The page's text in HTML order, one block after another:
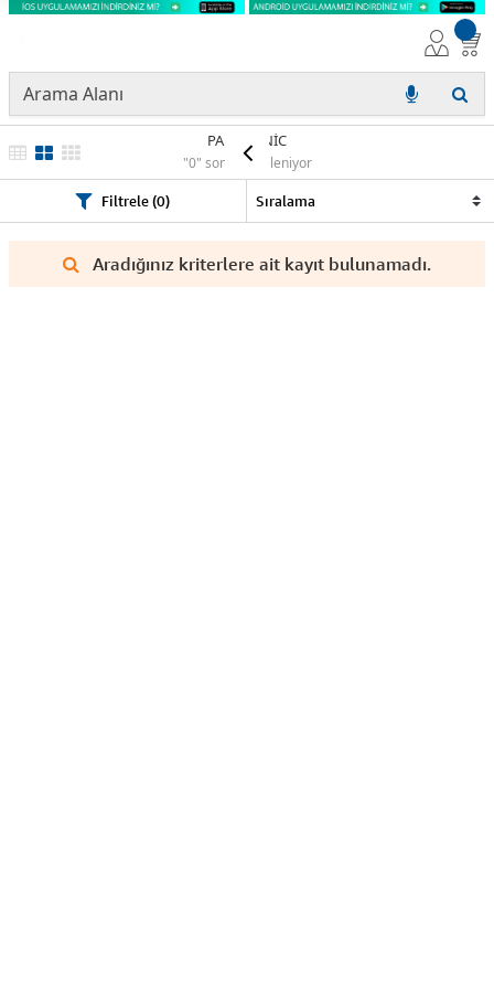
PANASONİC
"0" sonuç listeleniyor
Filtrele (0)
Aradığınız kriterlere ait kayıt bulunamadı.